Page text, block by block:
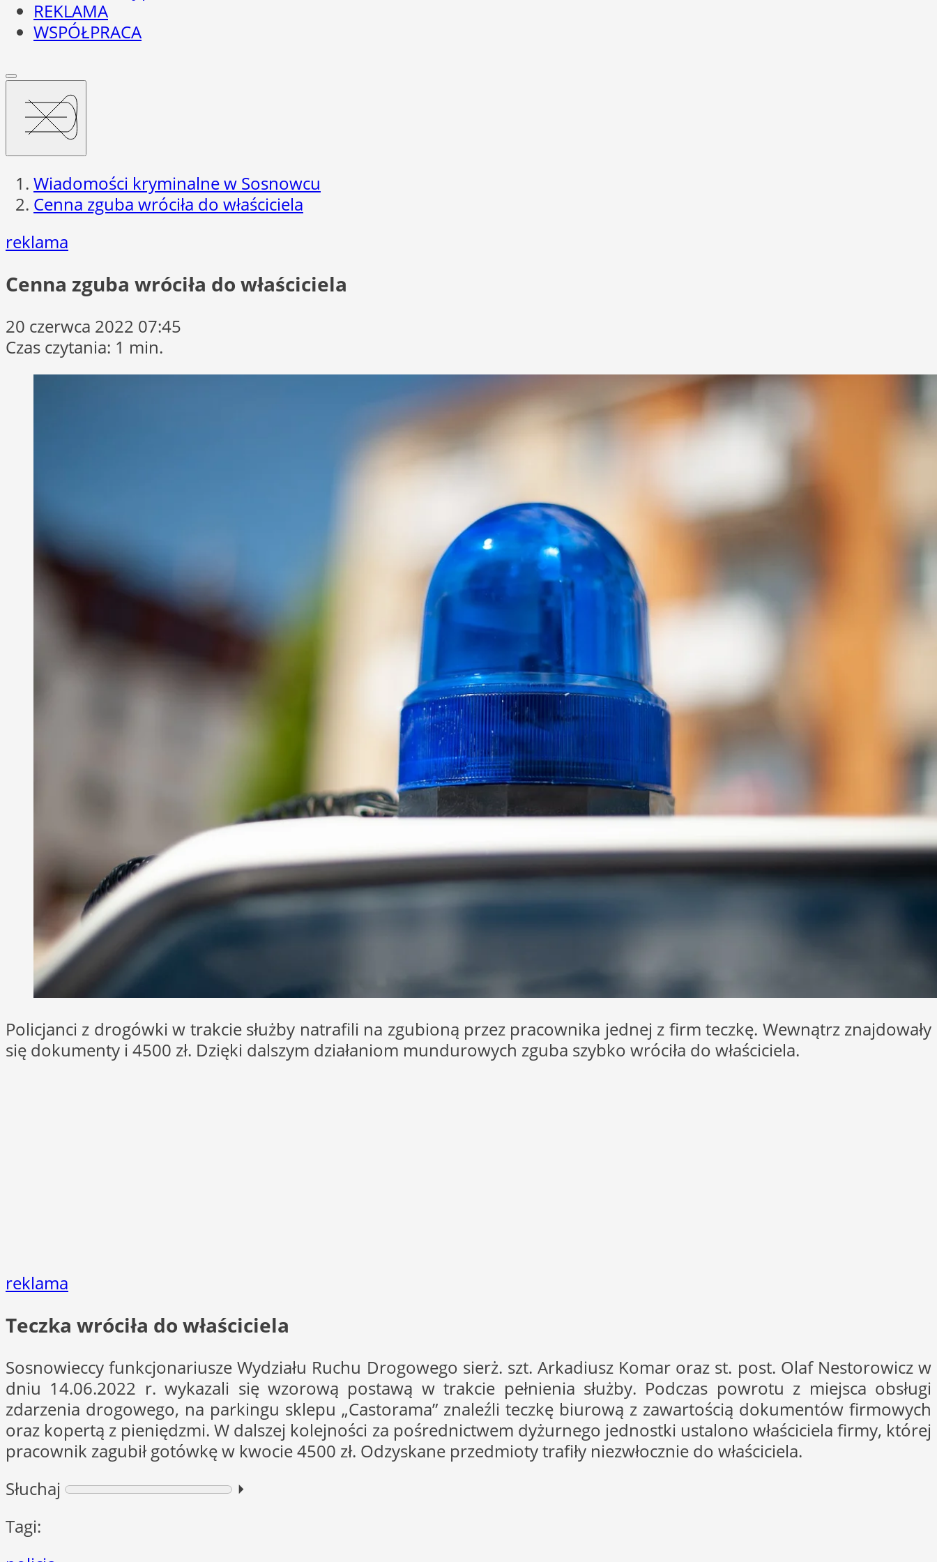
REKLAMA
WSPÓŁPRACA
Wiadomości kryminalne w Sosnowcu
Cenna zguba wróciła do właściciela
reklama
Cenna zguba wróciła do właściciela
20 czerwca 2022 07:45
Czas czytania: 1 min.
Policjanci z drogówki w trakcie służby natrafili na zgubioną przez pracownika jednej z firm teczkę. Wewnątrz znajdowały
się dokumenty i 4500 zł. Dzięki dalszym działaniom mundurowych zguba szybko wróciła do właściciela.
reklama
Teczka wróciła do właściciela
Sosnowieccy funkcjonariusze Wydziału Ruchu Drogowego sierż. szt. Arkadiusz Komar oraz st. post. Olaf Nestorowicz w
dniu 14.06.2022 r. wykazali się wzorową postawą w trakcie pełnienia służby. Podczas powrotu z miejsca obsługi
zdarzenia drogowego, na parkingu sklepu „Castorama” znaleźli teczkę biurową z zawartością dokumentów firmowych
oraz kopertą z pieniędzmi. W dalszej kolejności za pośrednictwem dyżurnego jednostki ustalono właściciela firmy, której
pracownik zagubił gotówkę w kwocie 4500 zł. Odzyskane przedmioty trafiły niezwłocznie do właściciela.
Słuchaj
⏵︎
Tagi: